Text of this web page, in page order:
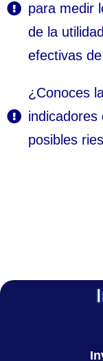
para medir
de la
efectivas
¿Conoces
indicadores
posibles